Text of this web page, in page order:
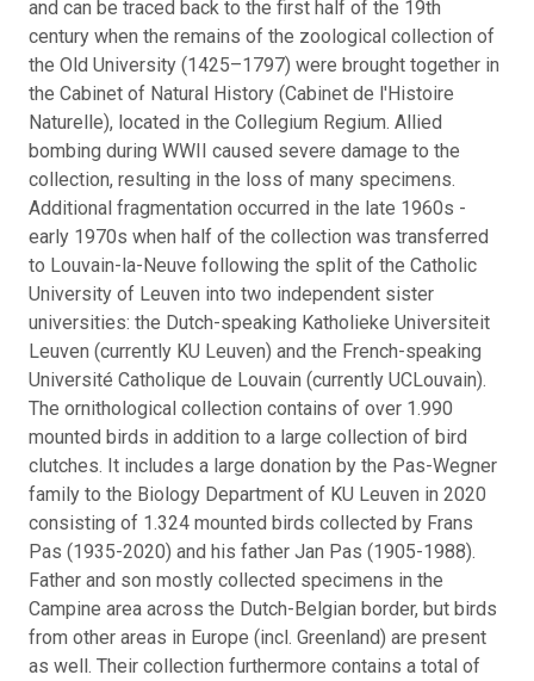
and can be traced back to the first half of the 19th
century when the remains of the zoological collection of
the Old University (1425–1797) were brought together in
the Cabinet of Natural History (Cabinet de l'Histoire
Naturelle), located in the Collegium Regium. Allied
bombing during WWII caused severe damage to the
collection, resulting in the loss of many specimens.
Additional fragmentation occurred in the late 1960s -
early 1970s when half of the collection was transferred
to Louvain-la-Neuve following the split of the Catholic
University of Leuven into two independent sister
universities: the Dutch-speaking Katholieke Universiteit
Leuven (currently KU Leuven) and the French-speaking
Université Catholique de Louvain (currently UCLouvain).
The ornithological collection contains of over 1.990
mounted birds in addition to a large collection of bird
clutches. It includes a large donation by the Pas-Wegner
family to the Biology Department of KU Leuven in 2020
consisting of 1.324 mounted birds collected by Frans
Pas (1935-2020) and his father Jan Pas (1905-1988).
Father and son mostly collected specimens in the
Campine area across the Dutch-Belgian border, but birds
from other areas in Europe (incl. Greenland) are present
as well. Their collection furthermore contains a total of